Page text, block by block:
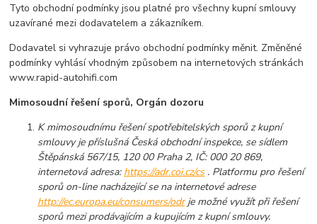
Tyto obchodní podmínky jsou platné pro všechny kupní smlouvy
uzavírané mezi dodavatelem a zákazníkem.
Dodavatel si vyhrazuje právo obchodní podmínky měnit. Změněné
podmínky vyhlásí vhodným způsobem na internetových stránkách
www.rapid-autohifi.com
Mimosoudní řešení sporů, Orgán dozoru
K mimosoudnímu řešení spotřebitelských sporů z kupní
smlouvy je příslušná Česká obchodní inspekce, se sídlem
Štěpánská 567/15, 120 00 Praha 2, IČ: 000 20 869,
internetová adresa: https://adr.coi.cz/cs. Platformu pro řešení
sporů on-line nacházející se na internetové adrese
http://ec.europa.eu/consumers/odrje možné využít při řešení
sporů mezi prodávajícím a kupujícím z kupní smlouvy.